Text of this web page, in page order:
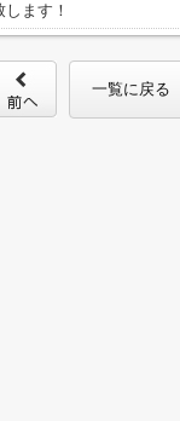
ます！
一覧に戻る